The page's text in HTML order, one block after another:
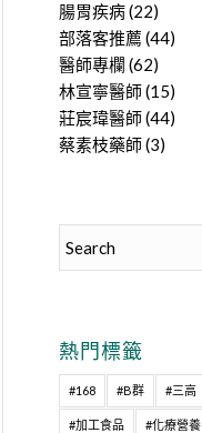
腸胃疾病(22)
部落客推薦 (44)
醫師專欄 (62)
林宣寧醫師(15)
莊宸瑋醫師(44)
蔡素枝藥師(3)
熱門標籤
#168 #B群 #三高
#加工食品 #化療營養